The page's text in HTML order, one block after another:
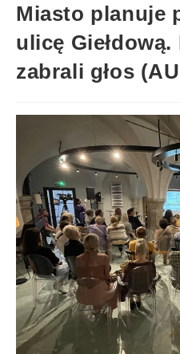
Miasto planuje
ulicę
zabrali głos